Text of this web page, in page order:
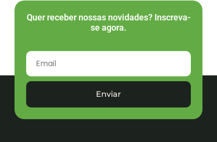
Quer receber nossas novidades? Inscreva-
se agora.
Enviar